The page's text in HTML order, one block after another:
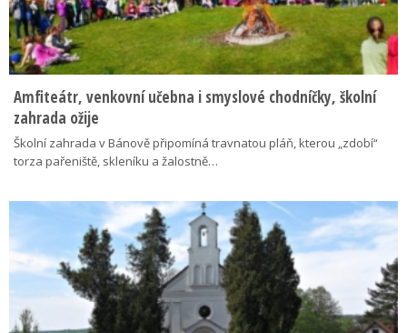
Amfiteátr, venkovní učebna i smyslové chodníčky, školní
zahrada ožije
Školní zahrada v Bánově připomíná travnatou pláň, kterou „zdobí“
torza pařeniště, skleníku a žalostně…